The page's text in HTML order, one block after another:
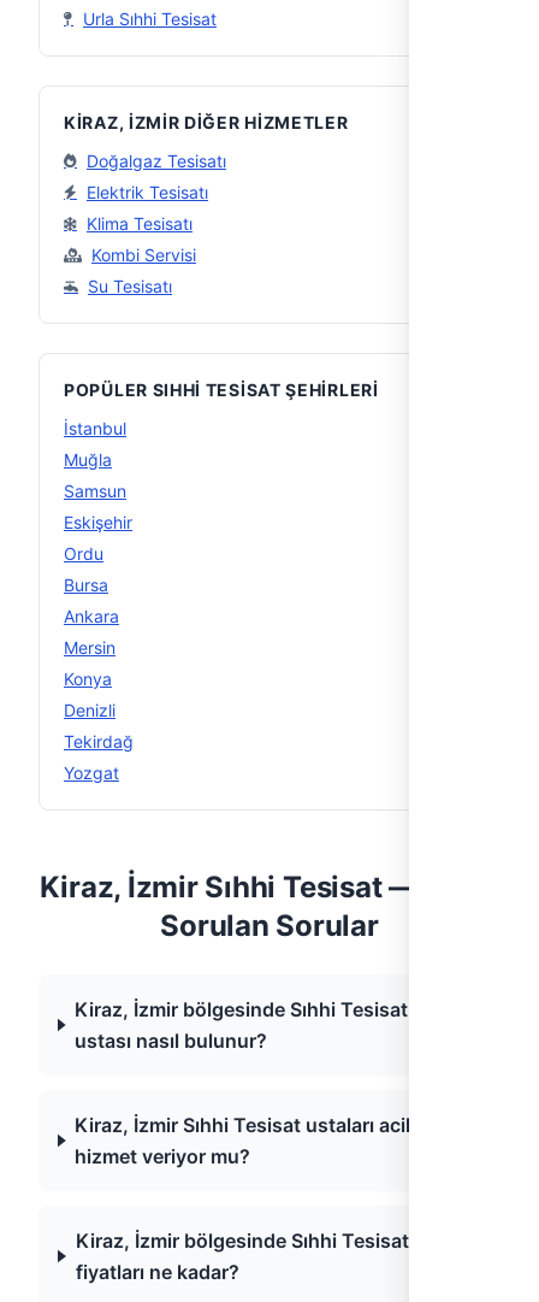
Urla Sıhhi Tesisat
KIRAZ, İZMIR DIĞER HIZMETLER
Doğalgaz Tesisatı
Elektrik Tesisatı
Klima Tesisatı
Kombi Servisi
Su Tesisatı
POPÜLER SIHHI TESISAT ŞEHIRLERI
İstanbul
Muğla
Samsun
Eskişehir
Ordu
Bursa
Ankara
Mersin
Konya
Denizli
Tekirdağ
Yozgat
Kiraz, İzmir Sıhhi Tesisat — Sıkça
Sorulan Sorular
Kiraz, İzmir bölgesinde Sıhhi Tesisat
ustası nasıl bulunur?
Kiraz, İzmir Sıhhi Tesisat ustaları acil
hizmet veriyor mu?
Kiraz, İzmir bölgesinde Sıhhi Tesisat
fiyatları ne kadar?